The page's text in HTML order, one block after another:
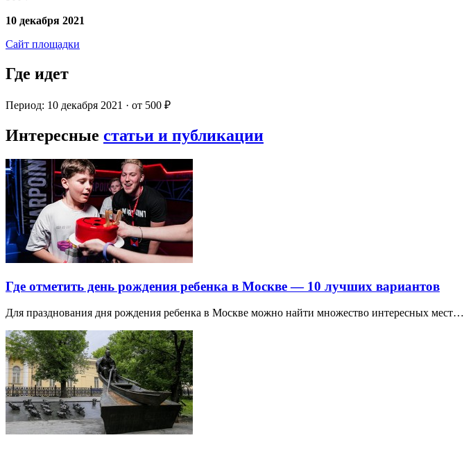
10 декабря 2021
Сайт площадки
Где идет
Период: 10 декабря 2021 · от 500 ₽
Интересные статьи и публикации
Где отметить день рождения ребенка в Москве — 10 лучших вариантов
Для празднования дня рождения ребенка в Москве можно найти множество интересных мест…